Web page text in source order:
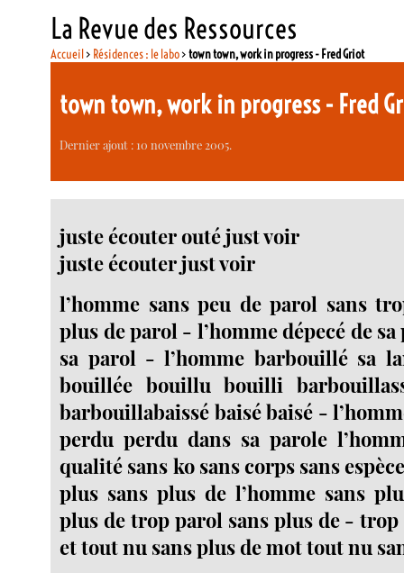
La Revue des Ressources
Accueil> Résidences : le labo>town town, work in progress - Fred Griot
town town, work in progress - Fred
Dernier ajout : 10 novembre 2005.
juste écouter outé just voir
juste écouter just voir
l’homme sans peu de parol sans
plus de parol - l’homme dépecé de
sa parol - l’homme barbouillé sa
bouillée bouillu bouilli
barbouillabaissé baisé baisé -
perdu perdu dans sa parole
qualité sans ko sans corps sans
plus sans plus de l’homme sans
plus de trop parol sans plus de -
et tout nu sans plus de mot tout nu